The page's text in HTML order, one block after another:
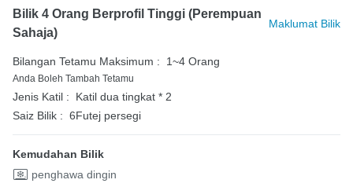
Bilik 4 Orang Berprofil Tinggi (perempuan
Sahaja)
Maklumat Bilik
Bilangan Tetamu Maksimum : 1~4 Orang
Anda Boleh Tambah Tetamu
Jenis Katil :
Katil dua tingkat * 2
Saiz Bilik : 6Futej persegi
Kemudahan Bilik
penghawa dingin